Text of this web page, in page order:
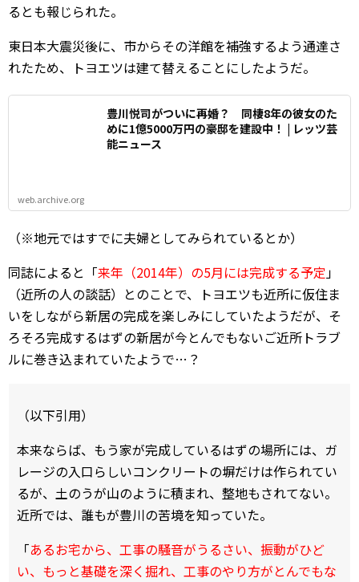
るとも報じられた。
東日本大震災後に、市からその洋館を補強するよう通達さ
れたため、トヨエツは建て替えることにしたようだ。
豊川悦司がついに再婚？ 同棲8年の彼女のた
めに1億5000万円の豪邸を建設中！ | レッツ芸
能ニュース
web.archive.org
（※地元ではすでに夫婦としてみられているとか）
同誌によると「来年（2014年）の5月には完成する予定」
（近所の人の談話）とのことで、トヨエツも近所に仮住ま
いをしながら新居の完成を楽しみにしていたようだが、そ
ろそろ完成するはずの新居が今とんでもないご近所トラブ
ルに巻き込まれていたようで…？
（以下引用）
本来ならば、もう家が完成しているはずの場所には、ガ
レージの入口らしいコンクリートの塀だけは作られてい
るが、土のうが山のように積まれ、整地もされてない。
近所では、誰もが豊川の苦境を知っていた。
「あるお宅から、工事の騒音がうるさい、振動がひど
い、もっと基礎を深く掘れ、工事のやり方がとんでもな